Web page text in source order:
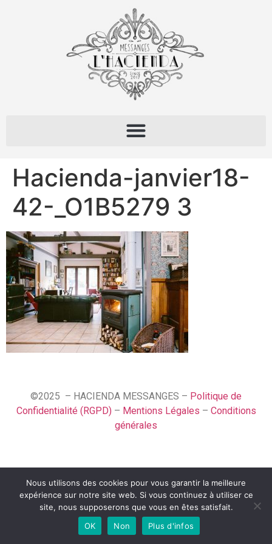
Hacienda-janvier18-
42-_O1B5279 3
©2025 – HACIENDA MESSANGES – Politique de
Confidentialité (RGPD)– Mentions Légales – Conditions
générales
Español
Français
English (UK)
Nous utilisons des cookies pour vous garantir la meilleure
expérience sur notre site web. Si vous continuez à utiliser ce
site, nous supposerons que vous en êtes satisfait.
OK
Non Plus d'infos